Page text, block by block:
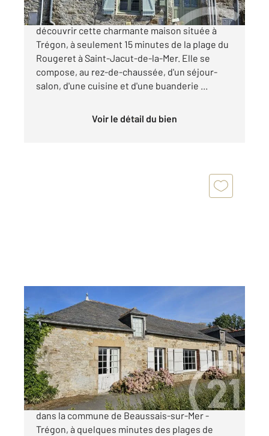
CENTURY 21 Dufeil Invest vous invite à
découvrir cette charmante maison située à
Trégon, à seulement 15 minutes de la plage du
Rougeret à Saint-Jacut-de-la-Mer. Elle se
compose, au rez-de-chaussée, d'un séjour-
salon, d'une cuisine et d'une buanderie ...
Voir le détail du bien
BEAUSSAIS SUR MER 22
183,38 m2, 4 pièces
Ref : 1877
Maison à vendre
258 475 €
CENTURY 21 DUFEIL INVEST vous propose
dans la commune de Beaussais-sur-Mer -
Trégon, à quelques minutes des plages de